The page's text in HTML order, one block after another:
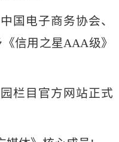
电子商务协会、
信用之星AAA级》
栏目官方网站正式